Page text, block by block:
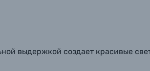
выдержкой создает красивые